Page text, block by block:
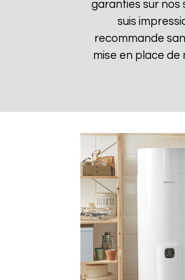
garanties sur nos
suis
recommande
mise en place de